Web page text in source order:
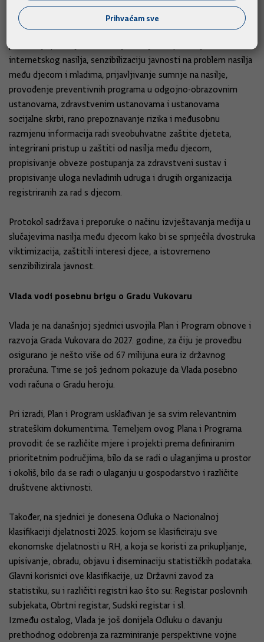
Ključne promjene u predloženom Protokolu odnose se na
proširenje postojeće definicije nasilja i na područje
internetskog nasilja, senzibilizaciju javnosti na problem nasilja
među djecom i mladima, prijavljivanje sumnje na nasilje,
provođenje preventivnih programa u odgojno-obrazovnim
ustanovama, zdravstvenim ustanovama i ustanovama
socijalne skrbi, rano prepoznavanje rizika i međusobnu
razmjenu informacija radi sveobuhvatne zaštite djeteta,
integrirani pristup u zaštiti od nasilja među djecom,
propisivanje obveze postupanja za zdravstveni sustav i
propisivanje uloga nevladinih udruga i drugih organizacija
registriranih za rad s djecom.
Protokol sadržava i preporuke o načinu izvještavanja medija u
slučajevima nasilja među djecom kako bi se spriječila dvostruka
viktimizacija, zaštitili interesi djece, a istovremeno
senzibilizirala javnost.
Vlada vodi posebnu brigu o Gradu Vukovaru
Vlada je na današnjoj sjednici usvojila Plan i Program obnove i
razvoja Grada Vukovara do 2027. godine, za čiju je provedbu
osigurano je nešto više od 67 milijuna eura iz državnog
proračuna. Time se još jednom pokazuje da Vlada posebno
vodi računa o Gradu heroju.
Pri izradi, Plan i Program usklađivan je sa svim relevantnim
strateškim dokumentima. Temeljem ovog Plana i Programa
provodit će se različite mjere i projekti prema definiranim
prioritetnim područjima, bilo da se radi o ulaganjima u prostor
i okoliš, bilo da se radi o ulaganju u gospodarstvo i različite
društvene aktivnosti.
Također, na sjednici je donesena Odluka o Nacionalnoj
klasifikaciji djelatnosti 2025. kojom se klasificiraju sve
ekonomske djelatnosti u RH, a koja se koristi za prikupljanje,
upisivanje, obradu, objavu i diseminaciju statističkih podataka.
Glavni korisnici ove klasifikacije, uz Državni zavod za
statistiku, su i različiti registri kao što su: Registar poslovnih
subjekata, Obrtni registar, Sudski registar i sl.
Između ostalog, Vlada je još donijela Odluku o davanju
prethodnog odobrenja za razminiranje perspektivne vojne
Prihvaćam sve